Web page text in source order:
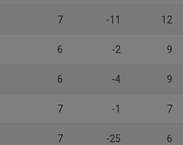
7 -11 12
6 -2 9
6 -4 9
7 -1 7
7 -25 6